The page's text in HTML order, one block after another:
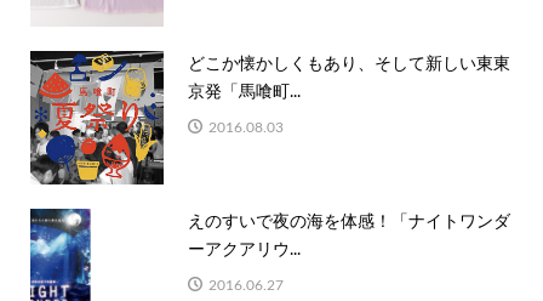
どこか懐かしくもあり、そして新しい東東
京発「馬喰町...
2016.08.03
えのすいで夜の海を体感！「ナイトワンダ
ーアクアリウ...
2016.06.27